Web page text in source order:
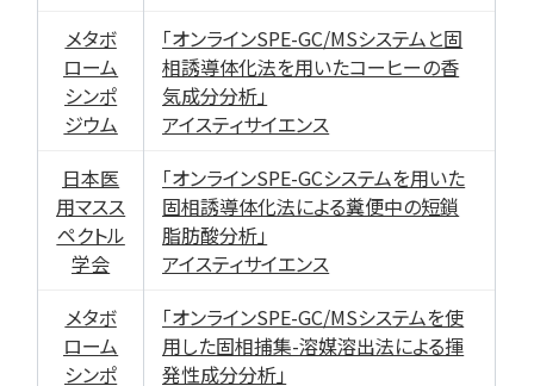
メタボ
ローム
シンポ
ジウム
「オンラインSPE-GC/MSシステムと固
相誘導体化法を用いたコーヒーの香
気成分分析」
アイスティサイエンス
日本医
用マスス
ペクトル
学会
「オンラインSPE-GCシステムを用いた
固相誘導体化法による糞便中の短鎖
脂肪酸分析」
アイスティサイエンス
メタボ
ローム
シンポ
「オンラインSPE-GC/MSシステムを使
用した固相捕集-溶媒溶出法による揮
発性成分分析」